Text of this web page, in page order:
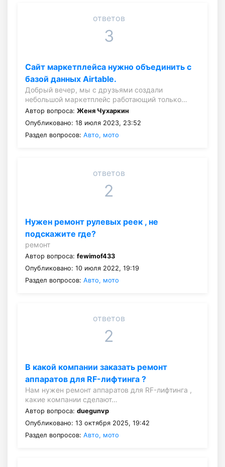
ответов
3
Сайт маркетплейса нужно объединить с
базой данных Airtable.
Добрый вечер, мы с друзьями создали
небольшой маркетплейс работающий только…
Автор вопроса: Женя Чухаркин
Опубликовано: 18 июля 2023, 23:52
Раздел вопросов: Авто, мото
ответов
2
Нужен ремонт рулевых реек , не
подскажите где?
ремонт
Автор вопроса: fewimof433
Опубликовано: 10 июля 2022, 19:19
Раздел вопросов: Авто, мото
ответов
2
В какой компании заказать ремонт
аппаратов для RF-лифтинга ?
Нам нужен ремонт аппаратов для RF-лифтинга ,
какие компании сделают…
Автор вопроса: duegunvp
Опубликовано: 13 октября 2025, 19:42
Раздел вопросов: Авто, мото